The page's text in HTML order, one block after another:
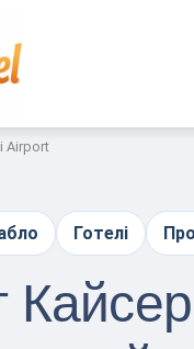
Airport
Готелі